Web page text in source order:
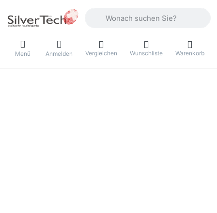
Menü Anmelden Vergleichen Wunschliste Warenkorb